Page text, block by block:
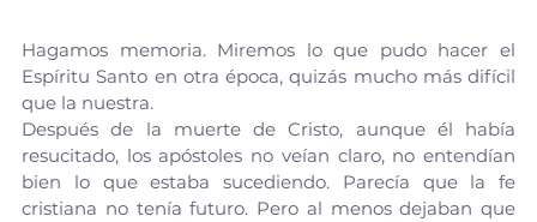
Hagamos memoria. Miremos lo que pudo hacer el
Espíritu Santo en otra época, quizás mucho más difícil
que la nuestra.
Después de la muerte de Cristo, aunque él había
resucitado, los apóstoles no veían claro, no entendían
bien lo que estaba sucediendo. Parecía que la fe
cristiana no tenía futuro. Pero al menos dejaban que